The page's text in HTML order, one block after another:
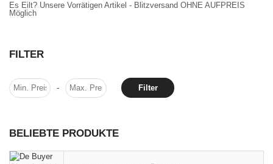
Es Eilt? Unsere Vorrätigen Artikel - Blitzversand OHNE AUFPREIS
Möglich
FILTER
- Filter
BELIEBTE PRODUKTE